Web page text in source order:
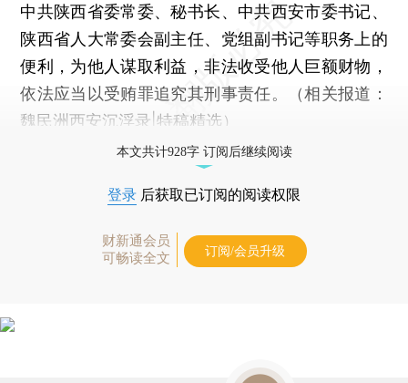
中共陕西省委常委、秘书长、中共西安市委书记、
陕西省人大常委会副主任、党组副书记等职务上的
便利，为他人谋取利益，非法收受他人巨额财物，
依法应当以受贿罪追究其刑事责任。（相关报道：
魏民洲西安沉浮录|特稿精选）
本文共计928字 订阅后继续阅读
登录 后获取已订阅的阅读权限
财新通会员
可畅读全文
订阅/会员升级